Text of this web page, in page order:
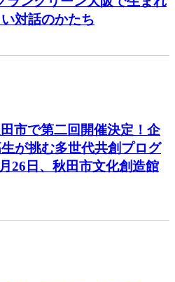
対話のかたち
田市で第二回開催決定！企
が挑む多世代共創プログ
26日、秋田市文化創造館